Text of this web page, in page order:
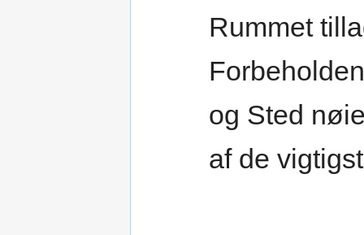
Rummet
og Sted
af de